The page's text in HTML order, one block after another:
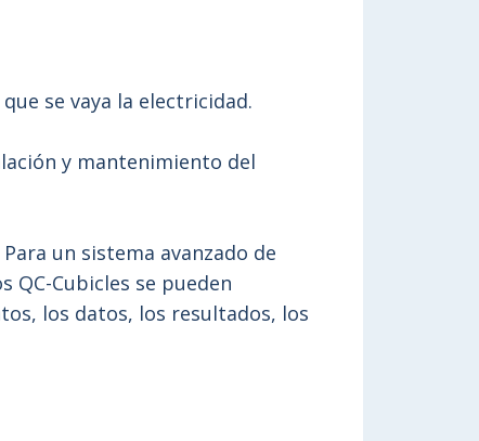
se vaya la electricidad.
y mantenimiento del
un sistema avanzado de
Cubicles se pueden
los datos, los resultados, los